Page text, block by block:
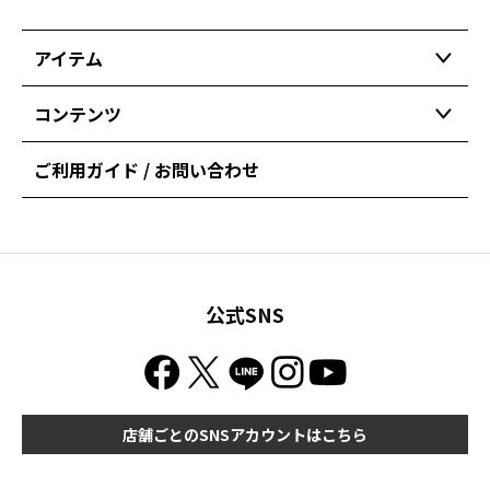
アイテム
コンテンツ
ご利用ガイド / お問い合わせ
公式SNS
店舗ごとのSNSアカウントはこちら